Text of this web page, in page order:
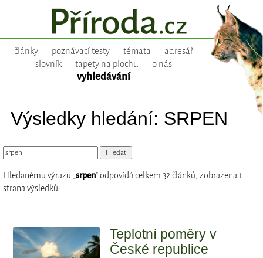
články poznávací testy témata
adresář
slovník
tapety na plochu o nás
vyhledávání
Výsledky hledání: SRPEN
Hledanému výrazu „srpen“ odpovídá celkem 32 článků, zobrazena 1.
strana výsledků:
Teplotní poměry v
České republice